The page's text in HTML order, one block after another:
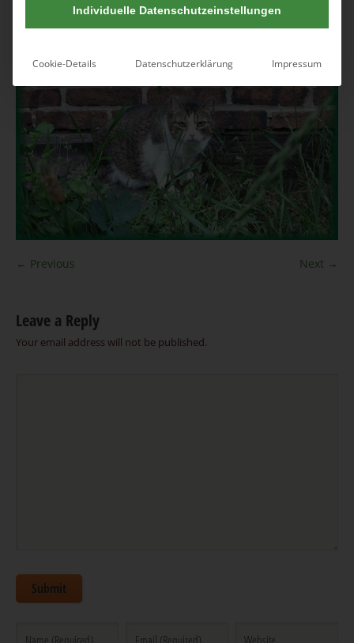
← Previous Next →
Leave a Reply
Your email address will not be published.
Submit
Individuelle Datenschutzeinstellungen
Cookie-Details Datenschutzerklärung Impressum